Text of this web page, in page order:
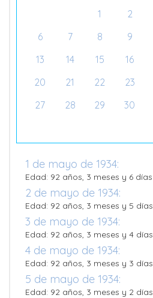
1
2
6
7 8 9
13
14 15 16
20
21 22 23
27
28 29 30
1 de mayo de 1934:
Edad: 92 años, 3 meses y 6 días
2 de mayo de 1934:
Edad: 92 años, 3 meses y 5 días
3 de mayo de 1934:
Edad: 92 años, 3 meses y 4 días
4 de mayo de 1934:
Edad: 92 años, 3 meses y 3 días
5 de mayo de 1934:
Edad: 92 años, 3 meses y 2 días